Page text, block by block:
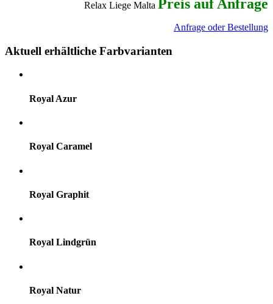
Relax Liege Malta Preis auf Anfrage
Anfrage oder Bestellung
Aktuell erhältliche Farbvarianten
Royal Azur
Royal Caramel
Royal Graphit
Royal Lindgrün
Royal Natur